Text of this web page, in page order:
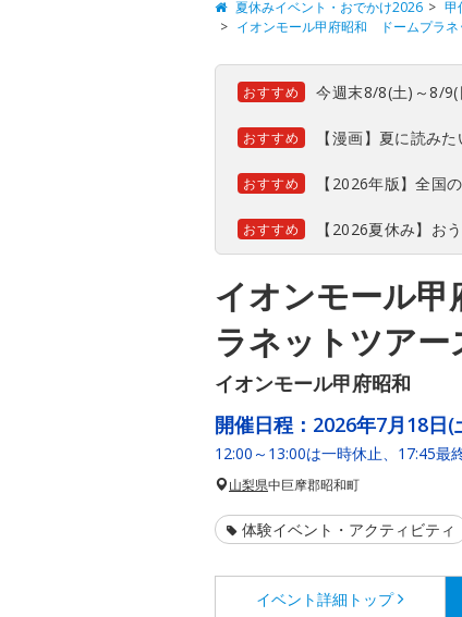
夏休みイベント・おでかけ2026 甲
イオンモール甲府昭和 ドームプラネ
おすすめ 今週末8/8(土)～8/9(
おすすめ 【漫画】夏に読み
おすすめ 【2026年版】全国
おすすめ 【2026夏休み】お
イオンモール
ラネットツアー
イオンモール甲府昭和
開催日程： 2026年7月18日
12:00～13:00は一時休止、17:45最
山梨県中巨摩郡昭和町
体験イベント・アクティビティ
イベント詳細 トップ